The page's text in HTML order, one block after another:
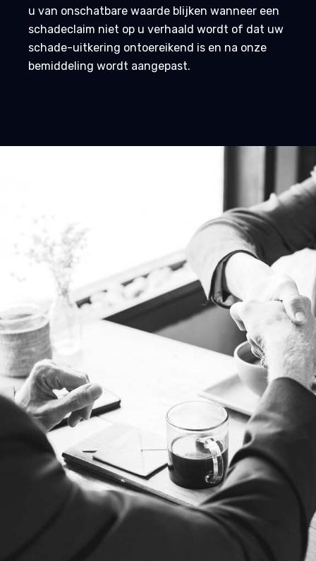
u van onschatbare waarde blijken wanneer een
schadeclaim niet op u verhaald wordt of dat uw
schade-uitkering ontoereikend is en na onze
bemiddeling wordt aangepast.